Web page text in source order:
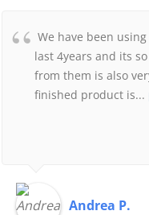
We have been
last 4years and its
from them is also
finished product is...
Andrea P.